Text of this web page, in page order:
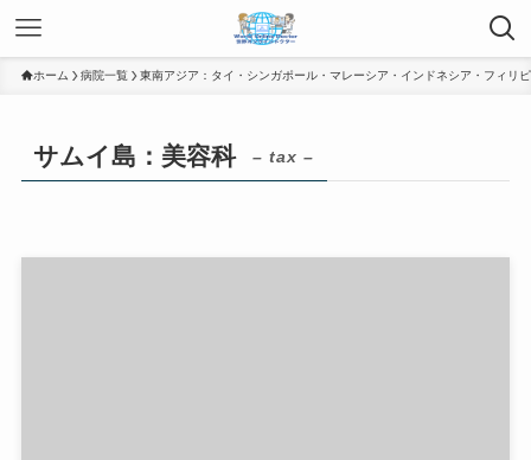
ホーム 病院一覧 東南アジア：タイ・シンガポール・マレーシア・インドネシア・フィリ
サムイ島：美容科 – tax –